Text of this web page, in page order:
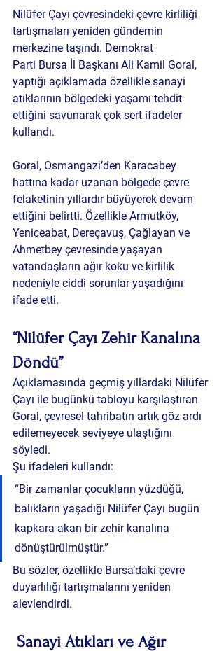
Nilüfer Çayı çevresindeki çevre kirliliği
tartışmaları yeniden gündemin
merkezine taşındı. Demokrat
Parti Bursa İl Başkanı Ali Kamil Goral,
yaptığı açıklamada özellikle sanayi
atıklarının bölgedeki yaşamı tehdit
ettiğini savunarak çok sert ifadeler
kullandı.
Goral, Osmangazi’den Karacabey
hattına kadar uzanan bölgede çevre
felaketinin yıllardır büyüyerek devam
ettiğini belirtti. Özellikle Armutköy,
Yeniceabat, Dereçavuş, Çağlayan ve
Ahmetbey çevresinde yaşayan
vatandaşların ağır koku ve kirlilik
nedeniyle ciddi sorunlar yaşadığını
ifade etti.
“Nilüfer Çayı Zehir Kanalına
Döndü”
Açıklamasında geçmiş yıllardaki Nilüfer
Çayı ile bugünkü tabloyu karşılaştıran
Goral, çevresel tahribatın artık göz ardı
edilemeyecek seviyeye ulaştığını
söyledi.
Şu ifadeleri kullandı:
“Bir zamanlar çocukların yüzdüğü,
balıkların yaşadığı Nilüfer Çayı bugün
kapkara akan bir zehir kanalına
dönüştürülmüştür.”
Bu sözler, özellikle Bursa’daki çevre
duyarlılığı tartışmalarını yeniden
alevlendirdi.